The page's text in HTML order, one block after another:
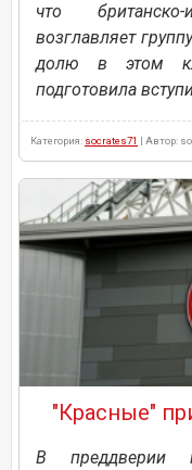
что британско-
возглавляет
долю в этом
подготовила
Категория: socrates71 | Автор:
"Красные"
В преддверии